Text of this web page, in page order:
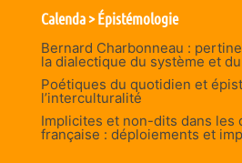
Calenda > Épistémologie
Bernard Charbonneau :
la dialectique du système et
Poétiques du quotidien et
l’interculturalité
Implicites et non-dits dans les
française : déploiements et